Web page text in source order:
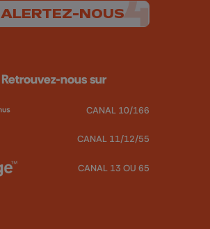
ALERTEZ-NOUS
Retrouvez-nous sur
CANAL 10/166
CANAL 11/12/55
CANAL 13 OU 65